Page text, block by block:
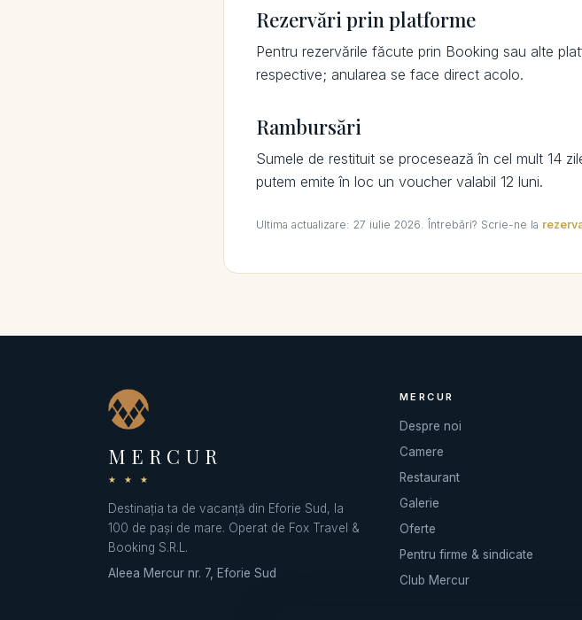
Rezervări prin platforme
Pentru rezervările făcute prin Booking sau alte
respective; anularea se face direct acolo.
Rambursări
Sumele de restituit se procesează în cel mult 14
putem emite în loc un voucher valabil 12 luni.
Ultima actualizare: 27 iulie 2026. Întrebări? Scrie-ne la
MERCUR
★ ★ ★
Destinația ta de vacanță din Eforie Sud, la
100 de pași de mare. Operat de Fox Travel &
Booking S.R.L.
Aleea Mercur nr. 7, Eforie Sud
MERCUR
Despre noi
Camere
Restaurant
Galerie
Oferte
Pentru firme & sindicate
Club Mercur